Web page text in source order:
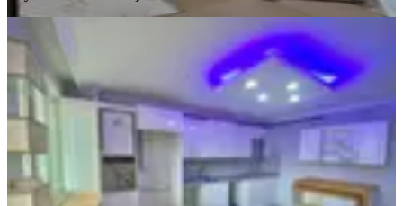
%6
Ardahan Merkez Kaptanpaşa
Mahallesi’nde Lüks Dubleks Yaşam
Fırsatı
Merkez, Kaptanpaşa Mahallesi
300 m² 31.05.2026
5.650.000 ₺ 6.000.000 ₺